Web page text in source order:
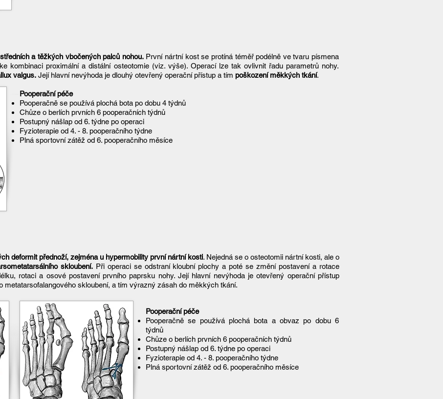
a těžkých vbočených palců nohou.První nártní kost se protíná téměř podélně ve tvaru písmena
kombinaci proximální a distální osteotomie (viz. výše). Operací lze tak ovlivnit řadu parametrů nohy.
valgus. Její hlavní nevýhoda je dlouhý otevřený operační přístup a tím poškození měkkých tkání.​
Pooperační péče
Pooperačně se používá plochá bota po dobu 4 týdnů
Chůze o berlích prvních 6 pooperačních týdnů
Postupný nášlap od 6. týdne po operaci
Fyzioterapie od 4. - 8. pooperačního týdne
Plná sportovní zátěž od 6. pooperačního měsíce
deformit přednoží, zejména u hypermobility první nártní kosti. Nejedná se o osteotomii nártní kosti, ale o
skloubení.Při operaci se odstraní kloubní plochy a poté se změní postavení a rotace
rotaci a osové postavení prvního paprsku nohy. Její hlavní nevýhoda je otevřený operační přístup
metatarsofalangového skloubení, a tím výrazný zásah do měkkých tkání.​
Pooperační péče
Pooperačně se používá plochá bota a obvaz po dobu 6
týdnů
Chůze o berlích prvních 6 pooperačních týdnů
Postupný nášlap od 6. týdne po operaci
Fyzioterapie od 4. - 8. pooperačního týdne
Plná sportovní zátěž od 6. pooperačního měsíce